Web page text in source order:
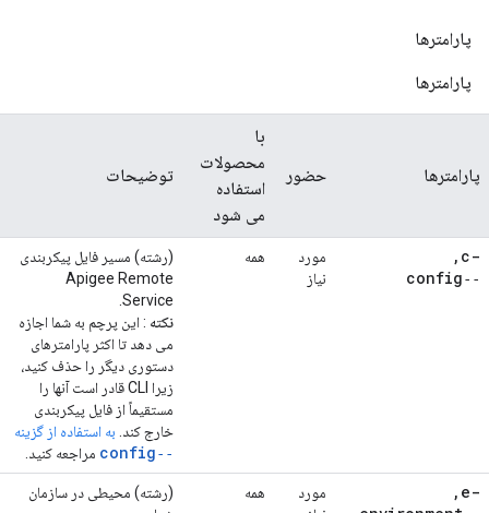
پارامترها
پارامترها
پارامترها حضور
با
محصولات
استفاده
می شود
توضیحات
-c
,
‑‑config
مورد
نیاز
همه
(رشته) مسیر فایل پیکربندی
Apigee Remote
Service.
نکته : این پرچم به شما اجازه
می دهد تا اکثر پارامترهای
دستوری دیگر را حذف کنید،
زیرا CLI قادر است آنها را
مستقیماً از فایل پیکربندی
خارج کند. به استفاده از گزینه
‑‑config مراجعه کنید.
-e
,
مورد
همه
(رشته) محیطی در سازمان